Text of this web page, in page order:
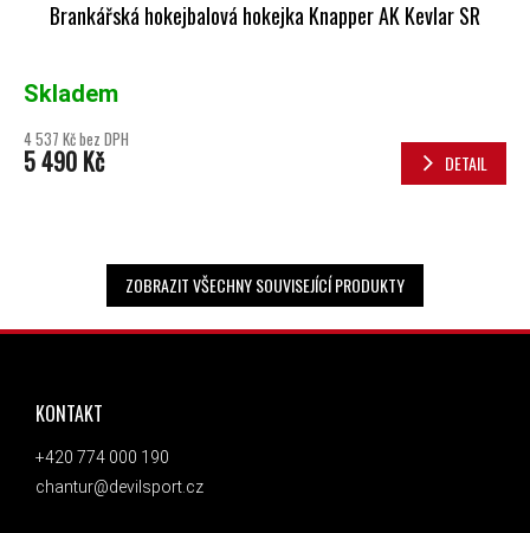
Brankářská hokejbalová hokejka Knapper AK Kevlar SR
Skladem
4 537 Kč bez DPH
5 490 Kč DETAIL
ZOBRAZIT VŠECHNY SOUVISEJÍCÍ PRODUKTY
ZÁPATÍ
KONTAKT
+420 774 000 190
chantur@devilsport.cz